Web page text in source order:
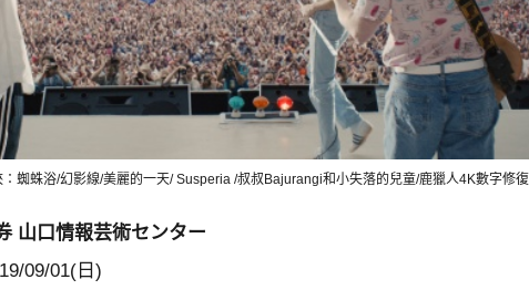
蜘蛛浴/幻影線/美麗的一天/ Susperia /叔叔Bajurangi和小失落的兒童/鹿獵人4K數字修復
山口情報芸術センター
09/01(日)